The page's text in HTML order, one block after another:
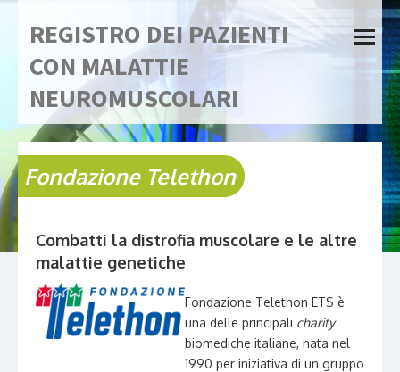
REGISTRO DEI PAZIENTI
CON MALATTIE
NEUROMUSCOLARI
open
menu
Fondazione Telethon
Combatti la distrofia muscolare e le altre
malattie genetiche
Fondazione Telethon ETS è
una delle principali charity
biomediche italiane, nata nel
1990 per iniziativa di un gruppo